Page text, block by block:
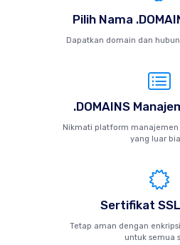
Pilih Nama
Dapatkan domain dan
.DOMAINS
Nikmati platform
yang luar
Sertifikat
Tetap aman dengan
untuk semua